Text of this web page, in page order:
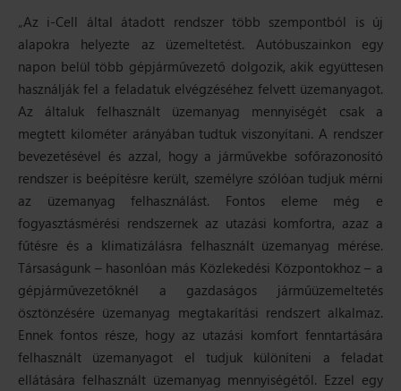
„Az i-Cell által átadott rendszer több szempontból is új
alapokra helyezte az üzemeltetést. Autóbuszainkon egy
napon belül több gépjárművezető dolgozik, akik együttesen
használják fel a feladatuk elvégzéséhez felvett üzemanyagot.
Az általuk felhasznált üzemanyag mennyiségét csak a
megtett kilométer arányában tudtuk viszonyítani. A rendszer
bevezetésével és azzal, hogy a járművekbe sofőrazonosító
rendszer is beépítésre került, személyre szólóan tudjuk mérni
az üzemanyag felhasználást. Fontos eleme még e
fogyasztásmérési rendszernek az utazási komfortra, azaz a
fűtésre és a klimatizálásra felhasznált üzemanyag mérése.
Társaságunk – hasonlóan más Közlekedési Központokhoz – a
gépjárművezetőknél a gazdaságos járműüzemeltetés
ösztönzésére üzemanyag megtakarítási rendszert alkalmaz.
Ennek fontos része, hogy az utazási komfort fenntartására
felhasznált üzemanyagot el tudjuk különíteni a feladat
ellátására felhasznált üzemanyag mennyiségétől. Ezzel egy